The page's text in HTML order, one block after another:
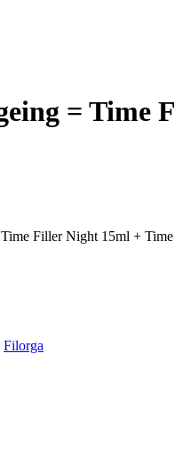
= Time
Filler Night 15ml +
Filorga